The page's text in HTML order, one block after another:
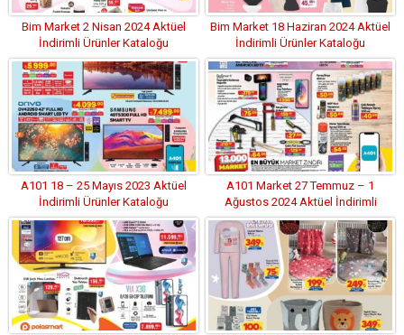
Bim Market 2 Nisan 2024 Aktüel
İndirimli Ürünler Kataloğu
Bim Market 18 Haziran 2024 Aktüel
İndirimli Ürünler Kataloğu
A101 18 – 25 Mayıs 2023 Aktüel
İndirimli Ürünler Kataloğu
A101 Market 27 Temmuz – 1
Ağustos 2024 Aktüel İndirimli
Ürünler Kataloğu